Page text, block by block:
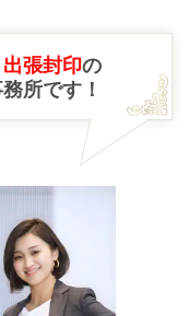
張封印の
所です！